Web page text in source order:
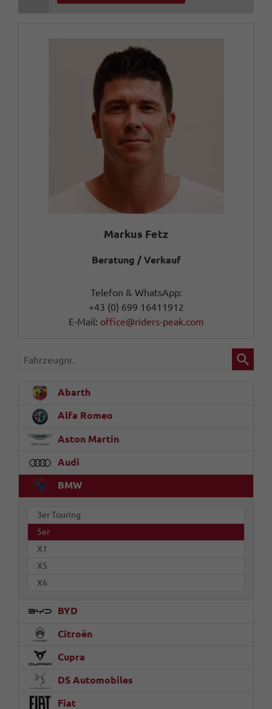
Markus Fetz
Beratung / Verkauf
Telefon & WhatsApp:
+43 (0) 699 16411912
E-Mail: office@riders-peak.com
Fahrzeugnr.
Abarth
Alfa Romeo
Aston Martin
Audi
BMW
3er Touring
5er
X1
X5
X6
BYD
Citroën
Cupra
DS Automobiles
Fiat